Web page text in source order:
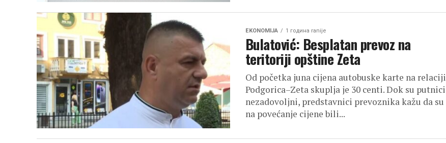
EKONOMIJA 1 година ranije
Bulatović: Besplatan prevoz na
teritoriji opštine Zeta
Od početka juna cijena autobuske karte na relaciji
Podgorica–Zeta skuplja je 30 centi. Dok su putnici
nezadovoljni, predstavnici prevoznika kažu da su
na povećanje cijene bili...